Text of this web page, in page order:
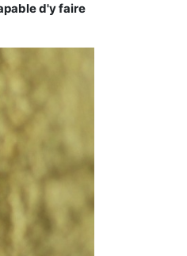
d'y faire